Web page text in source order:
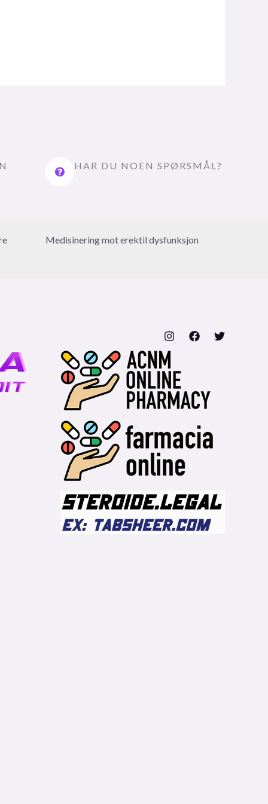
HAR DU NOEN SPØRSMÅL?
Medisinering mot erektil dysfunksjon